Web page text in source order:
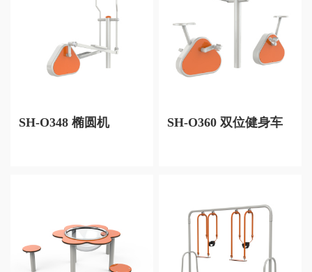
SH-O348 椭圆机 SH-O360 双位健身车